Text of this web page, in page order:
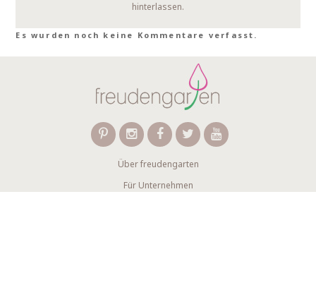
hinterlassen.
Es wurden noch keine Kommentare verfasst.
Über freudengarten
Für Unternehmen